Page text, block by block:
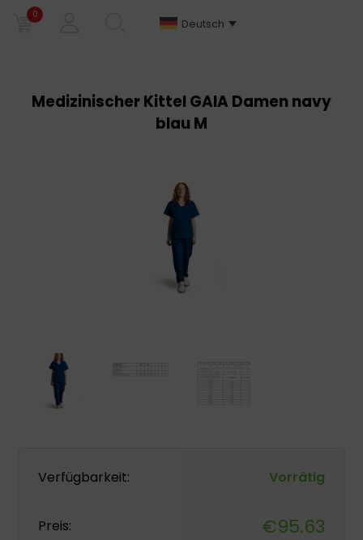
0
Deutsch
Medizinischer Kittel GAIA Damen navy
blau M
Verfügbarkeit: Vorrätig
Preis: €95.63